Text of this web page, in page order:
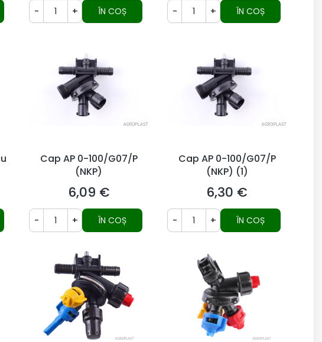
- + ÎN COȘ - + ÎN COȘ
Cap AP 0-100/G07/P
(NKP)
Preț
6,09 €
- + ÎN COȘ
Cap AP 0-100/G07/P
(NKP) (1)
Preț
6,30 €
- + ÎN COȘ